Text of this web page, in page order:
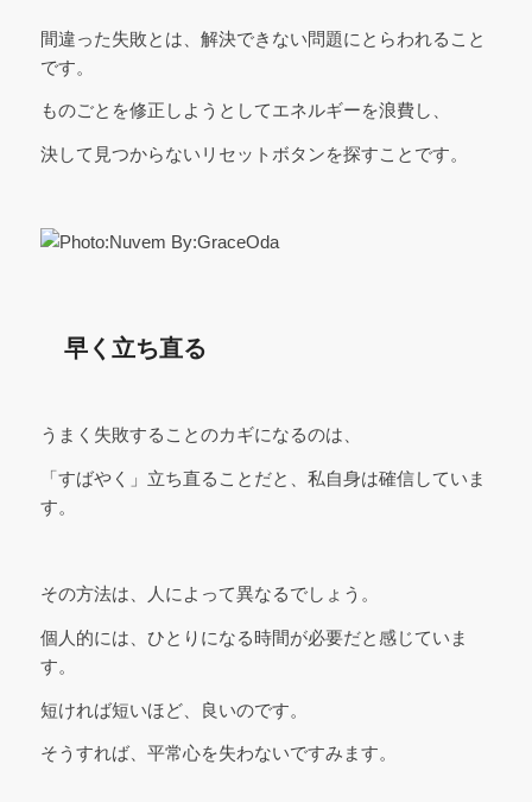
間違った失敗とは、解決できない問題にとらわれること
です。
ものごとを修正しようとしてエネルギーを浪費し、
決して見つからないリセットボタンを探すことです。
早く立ち直る
うまく失敗することのカギになるのは、
「すばやく」立ち直ることだと、私自身は確信していま
す。
その方法は、人によって異なるでしょう。
個人的には、ひとりになる時間が必要だと感じていま
す。
短ければ短いほど、良いのです。
そうすれば、平常心を失わないですみます。